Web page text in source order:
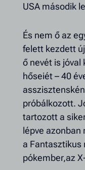
USA második
És nem ő az
felett kezdett
ő nevét is
hőseiét – 40
próbálkozott.
tartozott a
lépve azonban
a Fantasztikus
pókember,az